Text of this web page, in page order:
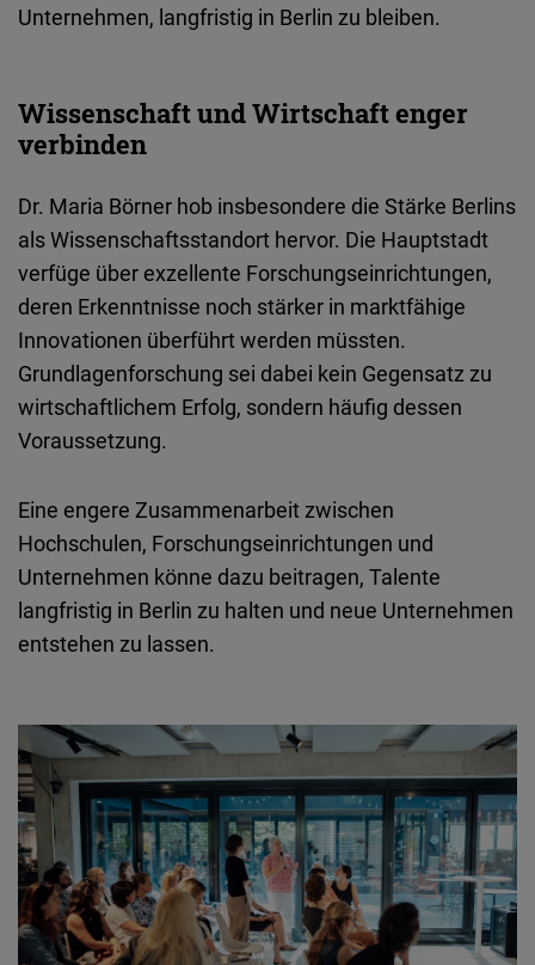
Unternehmen, langfristig in Berlin zu bleiben.
Wissenschaft und Wirtschaft enger
verbinden
Dr. Maria Börner hob insbesondere die Stärke Berlins
als Wissenschaftsstandort hervor. Die Hauptstadt
verfüge über exzellente Forschungseinrichtungen,
deren Erkenntnisse noch stärker in marktfähige
Innovationen überführt werden müssten.
Grundlagenforschung sei dabei kein Gegensatz zu
wirtschaftlichem Erfolg, sondern häufig dessen
Voraussetzung.
Eine engere Zusammenarbeit zwischen
Hochschulen, Forschungseinrichtungen und
Unternehmen könne dazu beitragen, Talente
langfristig in Berlin zu halten und neue Unternehmen
entstehen zu lassen.